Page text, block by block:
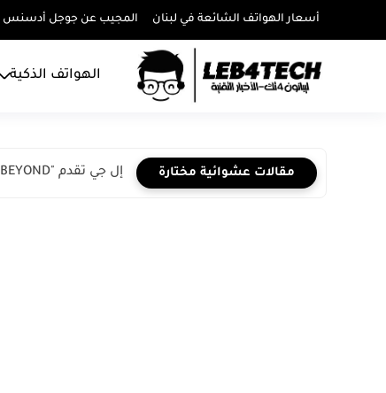
أسعار الهواتف الشائعة في لبنان المجيب عن جوجل أدسنس
الهواتف الذكية
مقالات عشوائية مختارة إل جي تقدم "LIVE BEYOND" مع مجموعة موسعة من الجيل...